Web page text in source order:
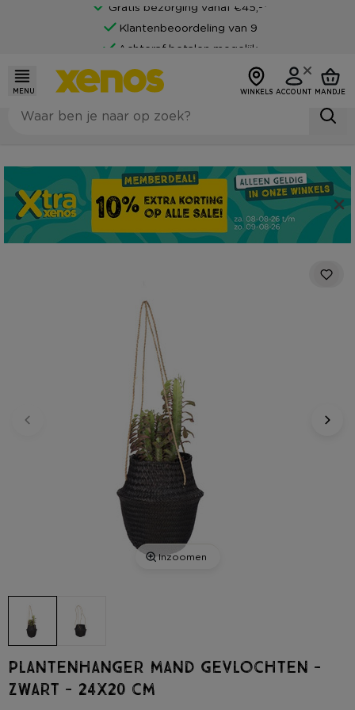
Gratis bezorging vanaf €45,-*
Klantenbeoordeling van 9
Achteraf betalen mogelijk
MENU WINKELS ACCOUNT MANDJE
Inzoomen
Plantenhanger mand gevlochten -
zwart - 24x20 cm